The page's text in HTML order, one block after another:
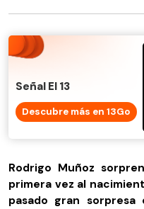
Señal El 13
Descubre más en 13Go
Rodrigo Muñoz
primera vez al
pasado gran